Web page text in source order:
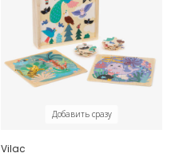
Добавить сразу
Vilac